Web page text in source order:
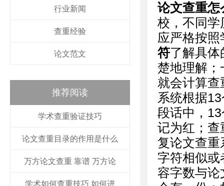
行业新闻
查重经验
论文范文
推荐阅读
学术查重验证技巧
论文查重目录的作用是什么
万方论文查重 靠谱 万方论
学术如何查重技巧 如何进
论文查重怎
校，不同学
应严格按
符了解具
楚地理解；
就会计算
系统根据
段话中，
记为红；查
复论文查重
字符相似或
容字数与论